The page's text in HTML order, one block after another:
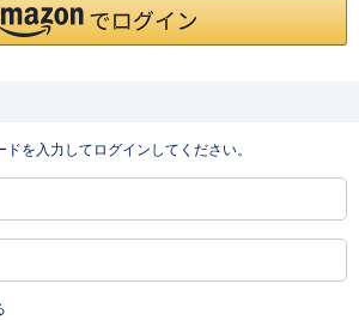
を入力してログインしてください。